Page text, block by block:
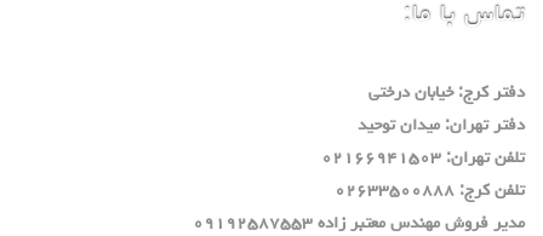
تماس با ما:
دفتر كرج: خيابان درختي
دفتر تهران: ميدان توحيد
تلفن تهران: ٠٢١٦٦٩٤١٥٠٣
تلفن كرج: ٠٢٦٣٣٥٠٠٨٨٨
مدير فروش مهندس معتبر زاده ٠٩١٩٢٥٨٧٥٥٣